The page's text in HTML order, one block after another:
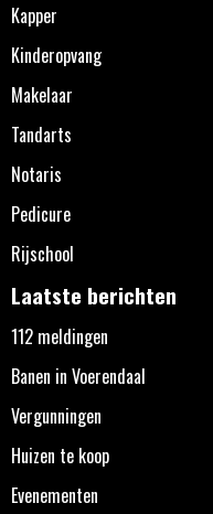
Kapper
Kinderopvang
Makelaar
Tandarts
Notaris
Pedicure
Rijschool
Laatste berichten
112 meldingen
Banen in Voerendaal
Vergunningen
Huizen te koop
Evenementen